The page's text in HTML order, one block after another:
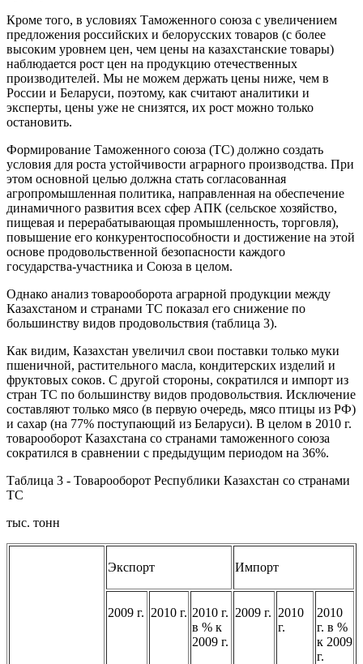
Кроме того, в условиях Таможенного союза с увеличением
предложения российских и белорусских товаров (с более
высоким уровнем цен, чем цены на казахстанские товары)
наблюдается рост цен на продукцию отечественных
производителей. Мы не можем держать цены ниже, чем в
России и Беларуси, поэтому, как считают аналитики и
эксперты, цены уже не снизятся, их рост можно только
остановить.
Формирование Таможенного союза (ТС) должно создать
условия для роста устойчивости аграрного производства. При
этом основной целью должна стать согласованная
агропромышленная политика, направленная на обеспечение
динамичного развития всех сфер АПК (сельское хозяйство,
пищевая и перерабатывающая промышленность, торговля),
повышение его конкурентоспособности и достижение на этой
основе продовольственной безопасности каждого
государства-участника и Союза в целом.
Однако анализ товарооборота аграрной продукции между
Казахстаном и странами ТС показал его снижение по
большинству видов продовольствия (таблица 3).
Как видим, Казахстан увеличил свои поставки только муки
пшеничной, растительного масла, кондитерских изделий и
фруктовых соков. С другой стороны, сократился и импорт из
стран ТС по большинству видов продовольствия. Исключение
составляют только мясо (в первую очередь, мясо птицы из РФ)
и сахар (на 77% поступающий из Беларуси). В целом в 2010 г.
товарооборот Казахстана со странами таможенного союза
сократился в сравнении с предыдущим периодом на 36%.
Таблица 3 - Товарооборот Республики Казахстан со странами
ТС
тыс. тонн
Экспорт Импорт
2009 г. 2010 г. 2010 г.
в % к
2009 г.
2009 г. 2010
г.
2010
г. в %
к 2009
г.